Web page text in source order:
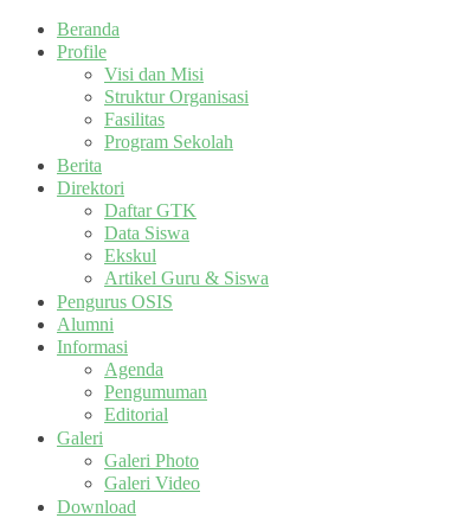
Beranda
Profile
Visi dan Misi
Struktur Organisasi
Fasilitas
Program Sekolah
Berita
Direktori
Daftar GTK
Data Siswa
Ekskul
Artikel Guru & Siswa
Pengurus OSIS
Alumni
Informasi
Agenda
Pengumuman
Editorial
Galeri
Galeri Photo
Galeri Video
Download